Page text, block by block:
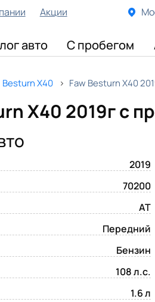
Акции
авто С пробегом
Besturn X40 Faw Besturn X40
X40 2019г с
2019
70200
AT
Передний
Бензин
108 л.с.
1.6 л